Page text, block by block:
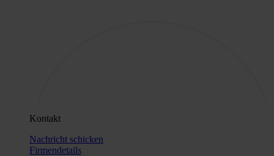
Kontakt
Nachricht schicken
Firmendetails